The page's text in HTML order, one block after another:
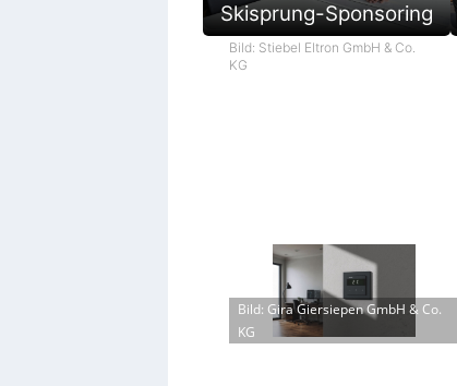
Skisprung-Sponsoring
Bild: Stiebel Eltron GmbH & Co.
KG
Bild: Gira Giersiepen GmbH & Co.
KG